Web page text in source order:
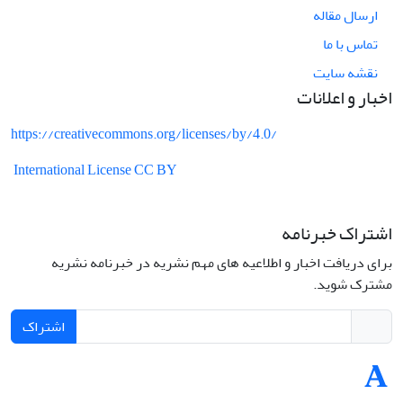
ارسال مقاله
تماس با ما
نقشه سایت
اخبار و اعلانات
https://creativecommons.org/licenses/by/4.0/
International License CC BY
اشتراک خبرنامه
برای دریافت اخبار و اطلاعیه های مهم نشریه در خبرنامه نشریه
مشترک شوید.
اشتراک